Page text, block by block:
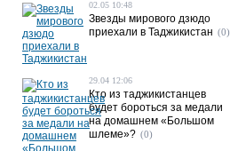
02.05 10:48
Звезды мирового дзюдо
приехали в Таджикистан (0)
29.04 12:06
Кто из таджикистанцев
будет бороться за медали
на домашнем «Большом
шлеме»? (0)